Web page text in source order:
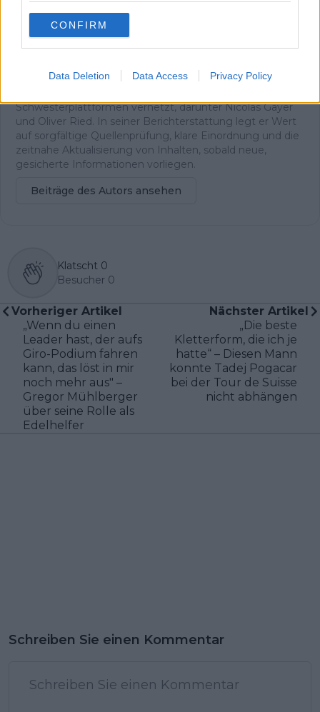
CONFIRM
Data Deletion Data Access Privacy Policy
Seine journalistische Laufbahn begann Theo als
Praktikant und später als Werkstudent beim Online-
Gaming-Magazin EarlyGame. Aktuell studiert er
aus München und ist in seiner redaktionellen Arbeit eng
Schwesterplattformen vernetzt, darunter Nicolas Gayer
und Oliver Ried. In seiner Berichterstattung legt er Wert
auf sorgfältige Quellenprüfung, klare Einordnung und die
zeitnahe Aktualisierung von Inhalten, sobald neue,
gesicherte Informationen vorliegen.
Beiträge des Autors ansehen
Klatscht 0
Besucher 0
Vorheriger Artikel
„Wenn du einen
Leader hast, der aufs
Giro-Podium fahren
kann, das löst in mir
noch mehr aus" –
Gregor Mühlberger
über seine Rolle als
Edelhelfer
Nächster Artikel
„Die beste
Kletterform, die ich je
hatte“ – Diesen Mann
konnte Tadej Pogacar
bei der Tour de Suisse
nicht abhängen
Schreiben Sie einen Kommentar